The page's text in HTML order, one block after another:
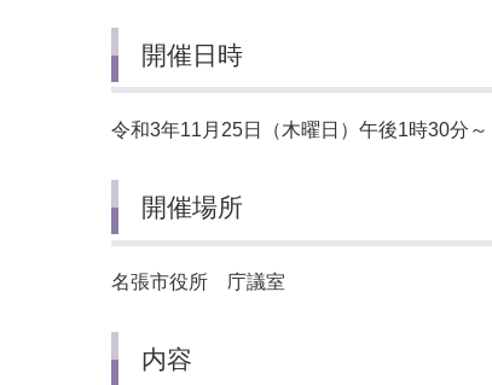
公民連携
開催日時
令和3年11月25日（木曜日）午後1時30分～
開催場所
名張市役所 庁議室
内容